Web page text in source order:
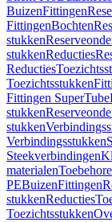
BuizenFittingen
FittingenBochten
stukken
stukkenReducties
Reducties
Toezichtsstukken
Fittingen SuperTube
stukken
stukken
Verbindingsstukken
Steekverbindingen
materialen
PEBuizenFittingen
stukkenReducties
Toezichtsstukken